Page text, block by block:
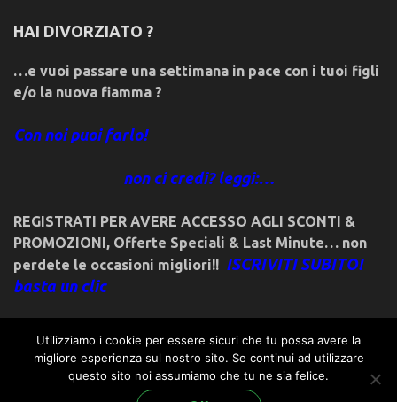
HAI DIVORZIATO ?
…e vuoi passare una settimana in pace con i tuoi figli
e/o la nuova fiamma ?
Con noi puoi farlo!
non ci credi? leggi:…
REGISTRATI PER AVERE ACCESSO AGLI SCONTI &
PROMOZIONI, Offerte Speciali & Last Minute… non
perdete le occasioni migliori!! ISCRIVITI SUBITO!
basta un clic
© 2018friulivg.it. -*- By ST.GEORGE.DRAGONSLAYER LLC -*-
admin@st-george-dragonslayer.com
Utilizziamo i cookie per essere sicuri che tu possa avere la
migliore esperienza sul nostro sito. Se continui ad utilizzare
questo sito noi assumiamo che tu ne sia felice.